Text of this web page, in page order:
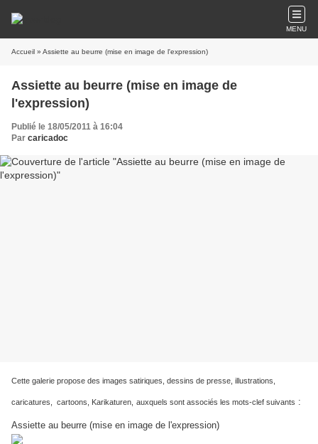
MENU
Accueil » Assiette au beurre (mise en image de l'expression)
Assiette au beurre (mise en image de
l'expression)
Publié le 18/05/2011 à 16:04
Par caricadoc
Cette galerie propose des images satiriques, dessins de presse, illustrations,
caricatures, cartoons, Karikaturen, auxquels sont associés les mots-clef suivants :
Assiette au beurre (mise en image de l'expression)